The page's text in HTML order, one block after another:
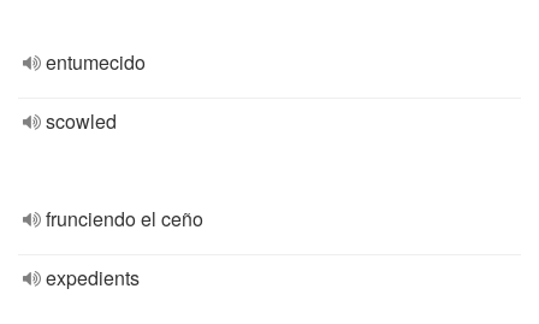
entumecido
scowled
frunciendo el ceño
expedients